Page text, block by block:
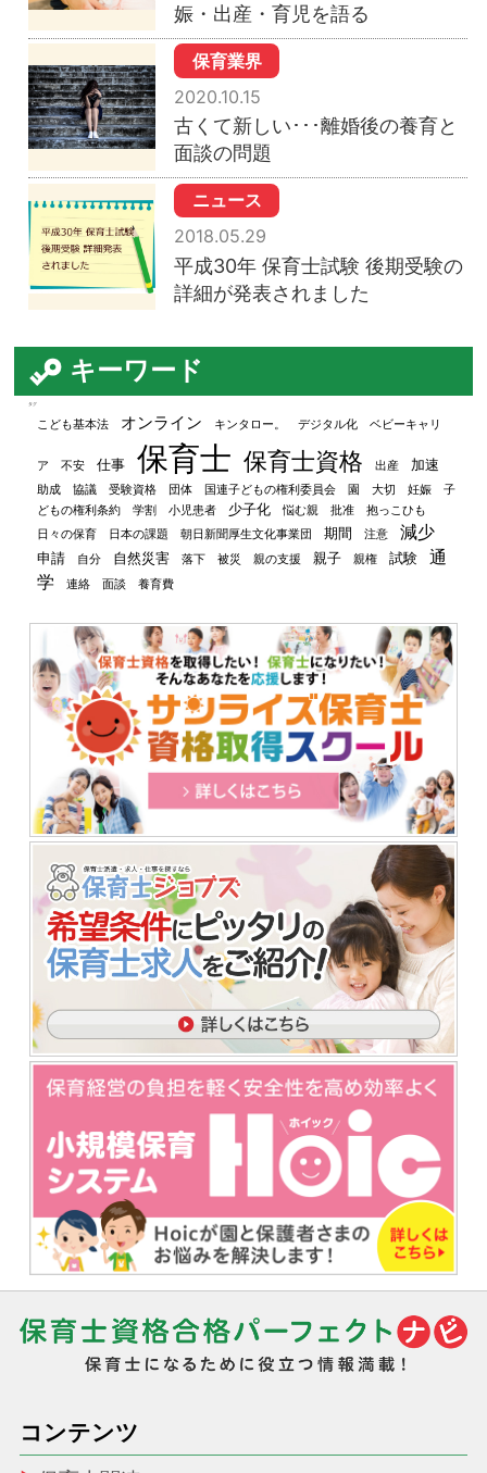
娠・出産・育児を語る
保育業界
2020.10.15
古くて新しい･･･離婚後の養育と
面談の問題
ニュース
2018.05.29
平成30年 保育士試験 後期受験の
詳細が発表されました
キーワード
タグ
こども基本法 オンライン キンタロー。 デジタル化 ベビーキャリ
ア 不安 仕事 保育士 保育士資格 出産 加速
助成 協議 受験資格 団体 国連子どもの権利委員会 園 大切 妊娠
子
どもの権利条約
学割 小児患者 少子化 悩む親 批准
抱っこひも
日々の保育
日本の課題 朝日新聞厚生文化事業団 期間 注意 減少
申請 自分 自然災害 落下 被災 親の支援 親子 親権 試験
通
学
連絡 面談 養育費
コンテンツ